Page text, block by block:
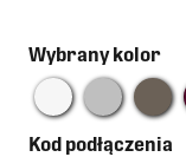
Wybrany kolor
Kod podłączenia